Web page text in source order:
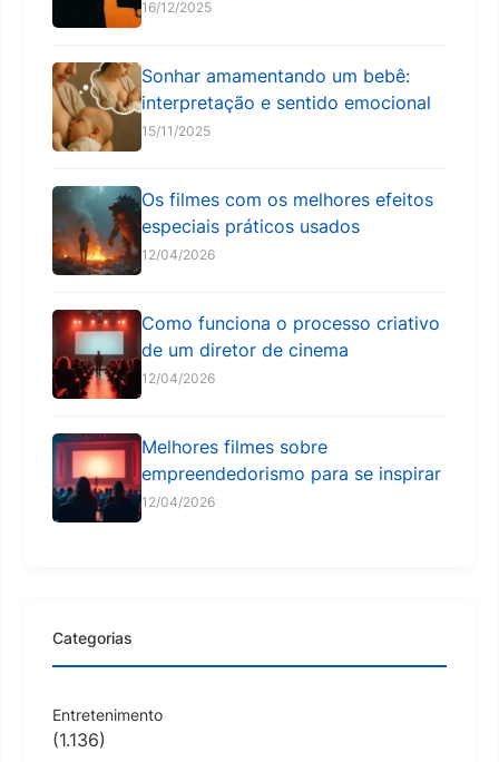
16/12/2025
Sonhar amamentando um bebê:
interpretação e sentido emocional
15/11/2025
Os filmes com os melhores efeitos
especiais práticos usados
12/04/2026
Como funciona o processo criativo
de um diretor de cinema
12/04/2026
Melhores filmes sobre
empreendedorismo para se inspirar
12/04/2026
Categorias
Entretenimento
(1.136)